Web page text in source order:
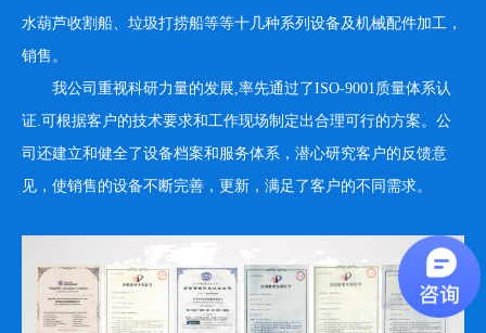
水葫芦收割船、垃圾打捞船等等十几种系列设备及机械配件加工，
销售。
我公司重视科研力量的发展,率先通过了ISO-9001质量体系认
证.可根据客户的技术要求和工作现场制定出合理可行的方案。公
司还建立和健全了设备档案和服务体系，潜心研究客户的反馈意
见，使销售的设备不断完善，更新，满足了客户的不同需求。